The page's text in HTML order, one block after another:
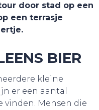
door stad op een
een terrasje
BIER
kleine
er een aantal
vinden. Mensen die